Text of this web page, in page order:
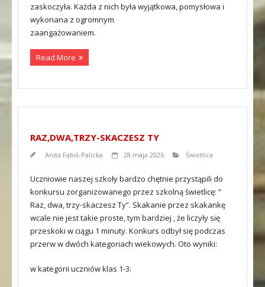
zaskoczyła. Każda z nich była wyjątkowa, pomysłowa i
wykonana z ogromnym
zaangażowaniem.
Read More
RAZ,DWA,TRZY-SKACZESZ TY
Anita Fabiś-Palicka 28 maja 2026 Świetlica
Uczniowie naszej szkoły bardzo chętnie przystąpili do
konkursu zorganizowanego przez szkolną świetlicę: ”
Raz, dwa, trzy-skaczesz Ty”. Skakanie przez skakankę
wcale nie jest takie proste, tym bardziej , że liczyły się
przeskoki w ciągu 1 minuty. Konkurs odbył się podczas
przerw w dwóch kategoriach wiekowych. Oto wyniki:
w kategorii uczniów klas 1-3: